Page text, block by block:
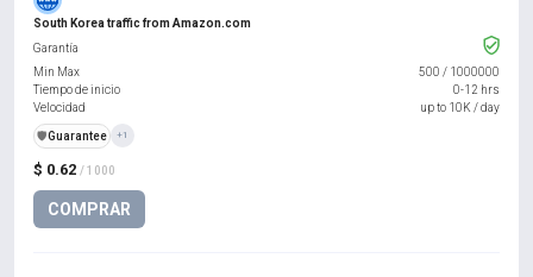
South Korea traffic from Amazon.com
$ 0.62 / 1000
COMPRAR
Garantía
Min Max
500 / 1000000
Tiempo de inicio
0-12 hrs
Velocidad
up to 10K / day
️🛡️Guarantee +1